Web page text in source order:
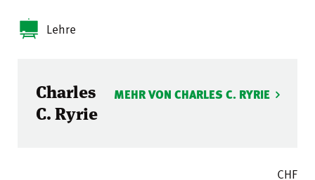
Lehre
Charles
C. Ryrie
MEHR VON CHARLES C. RYRIE
CHF